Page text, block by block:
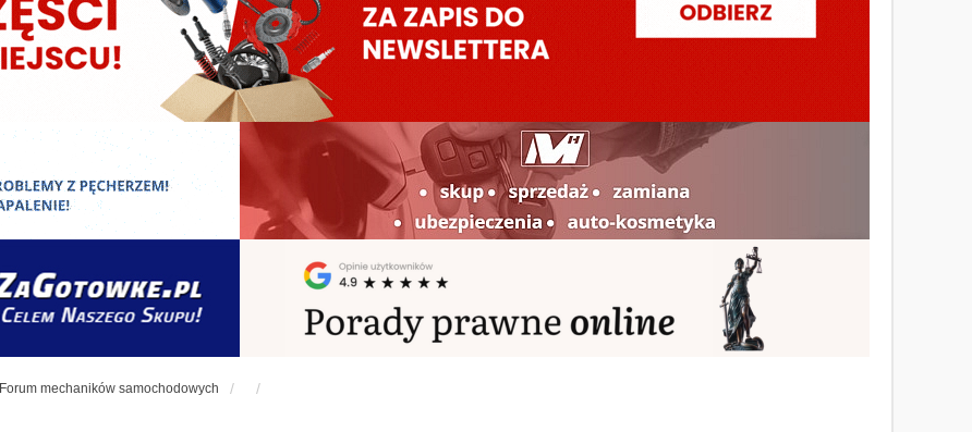
Forum mechaników samochodowych